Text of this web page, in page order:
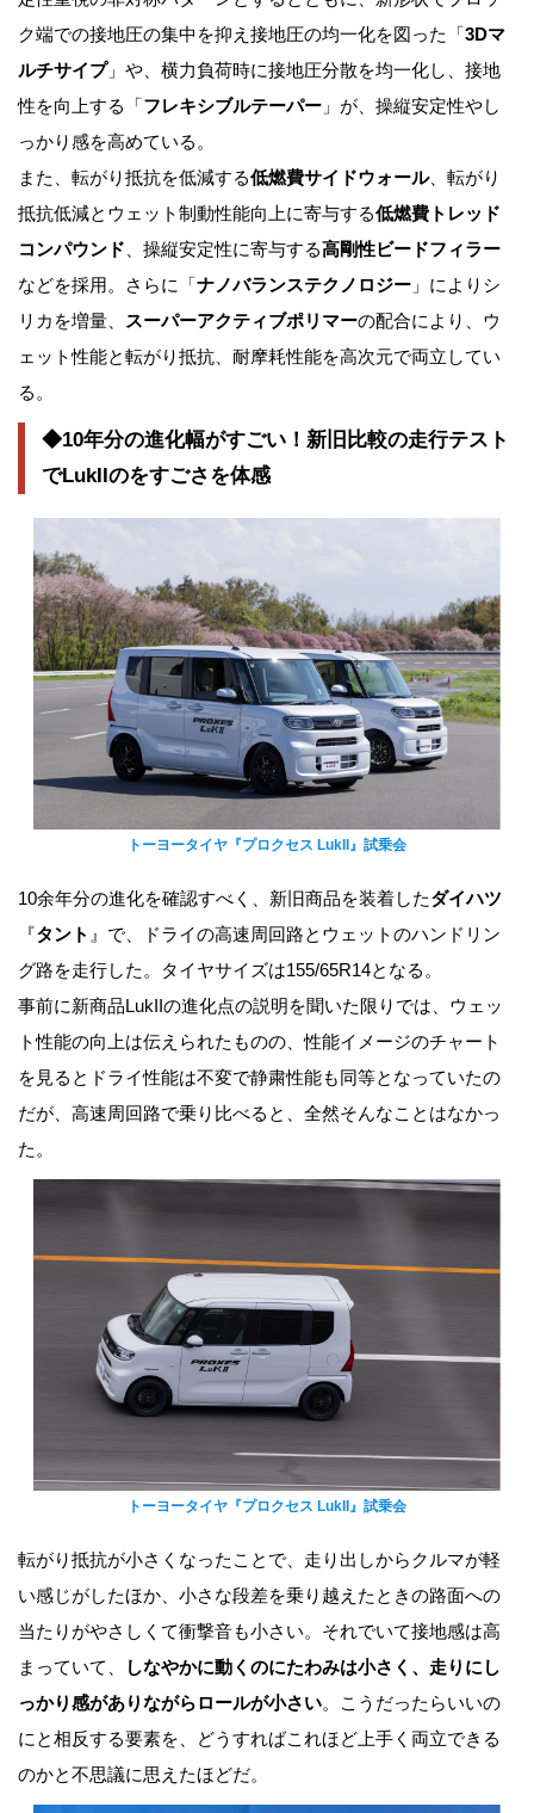
ク端での接地圧の集中を抑え接地圧の均一化を図った「3Dマ
ルチサイプ」や、横力負荷時に接地圧分散を均一化し、接地
性を向上する「フレキシブルテーパー 」が、操縦安定性やし
っかり感を高めている。
また、転がり抵抗を低減する低燃費サイドウォール、転がり
抵抗低減とウェット制動性能向上に寄与する低燃費トレッド
コンパウンド 、操縦安定性に寄与する高剛性ビードフィラー
などを採用。さらに「ナノバランステクノロジー 」によりシ
リカを増量、
スーパーアクティブポリマーの配合により、ウ
ェット性能と転がり抵抗、耐摩耗性能を高次元で両立してい
る。
◆10年分の進化幅がすごい！新旧比較の走行テスト
でLukIIのをすごさを体感
トーヨータイヤ『プロクセス LukII』試乗会
10余年分の進化を確認すべく、新旧商品を装着したダイハツ
『タント 』で、ドライの高速周回路とウェットのハンドリン
グ路を走行した。タイヤサイズは155/65R14となる。
事前に新商品LukIIの進化点の説明を聞いた限りでは、ウェッ
ト性能の向上は伝えられたものの、性能イメージのチャート
を見るとドライ性能は不変で静粛性能も同等となっていたの
だが、高速周回路で乗り比べると、全然そんなことはなかっ
た。
トーヨータイヤ『プロクセス LukII』試乗会
転がり抵抗が小さくなったことで、走り出しからクルマが軽
い感じがしたほか、小さな段差を乗り越えたときの路面への
当たりがやさしくて衝撃音も小さい。それでいて接地感は高
まっていて、
しなやかに動くのにたわみは小さく、走りにし
っかり感がありながらロールが小さい。こうだったらいいの
にと相反する要素を、どうすればこれほど上手く両立できる
のかと不思議に思えたほどだ。